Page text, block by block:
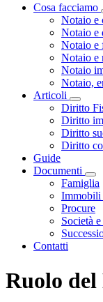
Cosa facciamo
Notaio e
Notaio e
Notaio e
Notaio e
Notaio
Notaio,
Articoli
Diritto
Diritto
Diritto
Diritto
Guide
Documenti
Famiglia
Immobili
Procure
Società
Contatti
Ruolo del